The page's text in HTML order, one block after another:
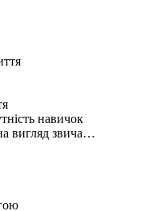
навичок
вигляд звича…